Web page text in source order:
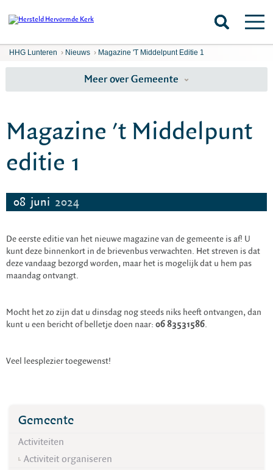
HHG Lunteren › Nieuws › Magazine 't Middelpunt Editie 1
Meer over Gemeente
Magazine 't Middelpunt
editie 1
08 juni 2024
De eerste editie van het nieuwe magazine van de gemeente is af! U
kunt deze binnenkort in de brievenbus verwachten. Het streven is dat
deze vandaag bezorgd worden, maar het is mogelijk dat u hem pas
maandag ontvangt.
Mocht het zo zijn dat u dinsdag nog steeds niks heeft ontvangen, dan
kunt u een bericht of belletje doen naar: 06 83531586.
Veel leesplezier toegewenst!
Gemeente
Activiteiten
Activiteit organiseren